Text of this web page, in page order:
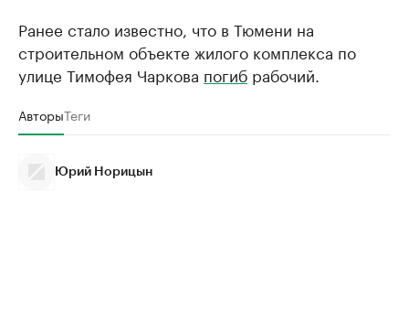
Ранее стало известно, что в Тюмени на
строительном объекте жилого комплекса по
улице Тимофея Чаркова погиб рабочий.
АвторыТеги
Юрий Норицын